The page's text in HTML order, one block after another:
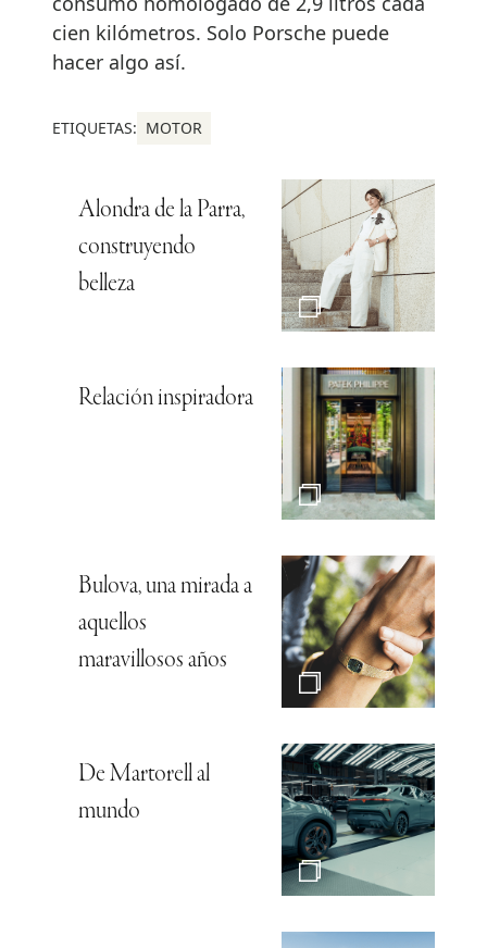
cien kilómetros. Solo Porsche puede
hacer algo así.
ETIQUETAS: MOTOR
Alondra de la Parra,
construyendo
belleza
Relación inspiradora
Bulova, una mirada a
aquellos
maravillosos años
De Martorell al
mundo